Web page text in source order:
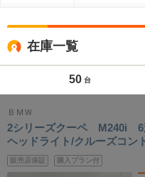
在庫一覧
50 台
ＢＭＷ
2シリーズクーペ M240i 6
ヘッドライト/クルーズコン
ヒーター/フロントドライブ
スポーツブルーキャリパー/
販売店保証 購入プラン付